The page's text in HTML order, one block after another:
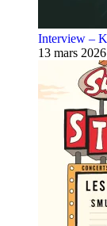
Interview –
13 mars 2026